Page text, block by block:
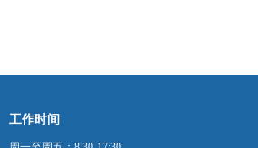
工作时间